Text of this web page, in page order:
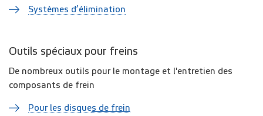
Systèmes d’élimination
Outils spéciaux pour freins
De nombreux outils pour le montage et l'entretien des
composants de frein
Pour les disques de frein